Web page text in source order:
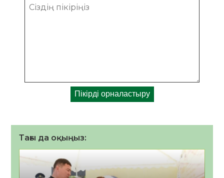
Тағы да оқыңыз: